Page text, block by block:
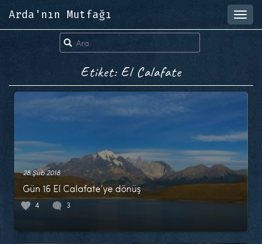
Arda'nın Mutfağı
Etiket: El Calafate
28 Şub 2018
Gün 16 El Calafate’ye dönüş
4 3